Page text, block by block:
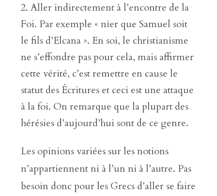
Aller indirectement à l’encontre de la
Foi. Par exemple « nier que Samuel soit
le fils d’Elcana ». En soi, le christianisme
ne s’effondre pas pour cela, mais affirmer
cette vérité, c’est remettre en cause le
statut des Écritures et ceci est une attaque
à la foi. On remarque que la plupart des
hérésies d’aujourd’hui sont de ce genre.
Les opinions variées sur les notions
n’appartiennent ni à l’un ni à l’autre. Pas
besoin donc pour les Grecs d’aller se faire